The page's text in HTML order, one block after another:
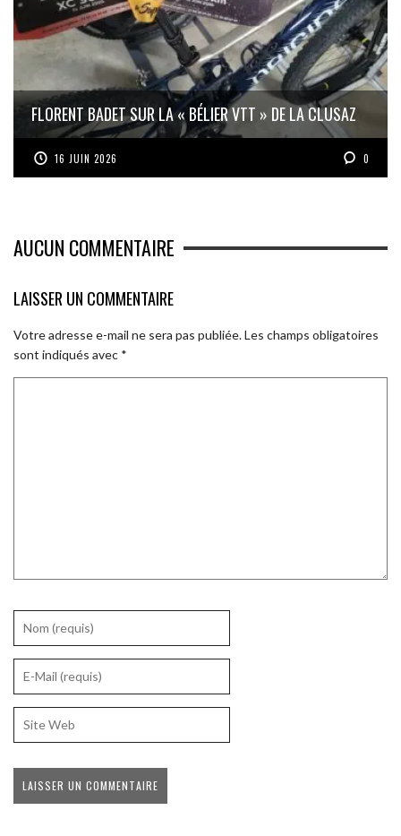
FLORENT BADET SUR LA « BÉLIER VTT » DE LA CLUSAZ
16 JUIN 2026 0
AUCUN COMMENTAIRE
LAISSER UN COMMENTAIRE
Votre adresse e-mail ne sera pas publiée.Les champs obligatoires
sont indiqués avec *